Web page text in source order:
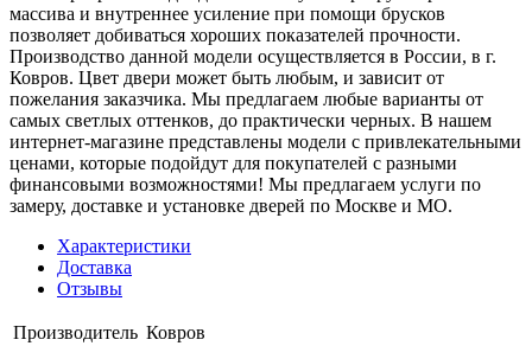
массива и внутреннее усиление при помощи брусков
позволяет добиваться хороших показателей прочности.
Производство данной модели осуществляется в России, в г.
Ковров. Цвет двери может быть любым, и зависит от
пожелания заказчика. Мы предлагаем любые варианты от
самых светлых оттенков, до практически черных. В нашем
интернет-магазине представлены модели с привлекательными
ценами, которые подойдут для покупателей с разными
финансовыми возможностями! Мы предлагаем услуги по
замеру, доставке и установке дверей по Москве и МО.
Характеристики
Доставка
Отзывы
Производитель Ковров